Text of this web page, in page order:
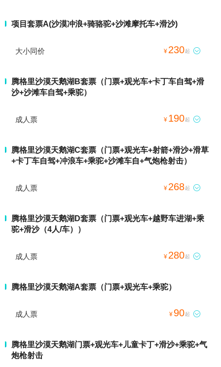
项目套票A(沙漠冲浪+骑骆驼+沙滩摩托车+滑沙)
大小同价 ¥ 230起 
腾格里沙漠天鹅湖B套票（门票+观光车+卡丁车自驾+滑
沙+沙滩车自驾+乘驼）
成人票 ¥ 190起 
腾格里沙漠天鹅湖C套票（门票+观光车+射箭+滑沙+滑草
+卡丁车自驾+冲浪车+乘驼+沙滩车自+气炮枪射击）
成人票 ¥ 268起 
腾格里沙漠天鹅湖D套票（门票+观光车+越野车进湖+乘
驼+滑沙（4人/车））
成人票 ¥ 280起 
腾格里沙漠天鹅湖A套票（门票+观光车+乘驼）
成人票 ¥ 90起 
腾格里沙漠天鹅湖门票+观光车+儿童卡丁+滑沙+乘驼+气
炮枪射击